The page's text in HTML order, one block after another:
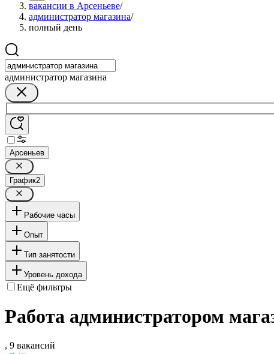
вакансии в Арсеньеве/
администратор магазина/
полный день
администратор магазина
Арсеньев
График2
Рабочие часы
Опыт
Тип занятости
Уровень дохода
Ещё фильтры
Работа администратором
, 9 вакансий